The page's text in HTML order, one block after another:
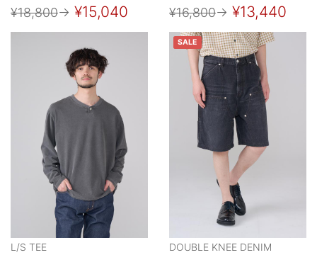
¥18,800→ ¥15,040 ¥16,800→ ¥13,440
L/S TEE
SALE
DOUBLE KNEE DENIM